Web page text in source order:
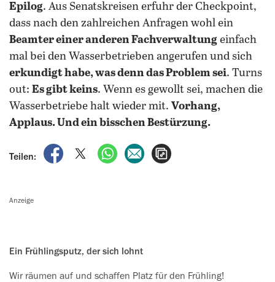
Epilog. Aus Senatskreisen erfuhr der Checkpoint,
dass nach den zahlreichen Anfragen wohl ein
Beamter einer anderen Fachverwaltung einfach
mal bei den Wasserbetrieben angerufen und sich
erkundigt habe, was denn das Problem sei. Turns
out: Es gibt keins. Wenn es gewollt sei, machen die
Wasserbetriebe halt wieder mit. Vorhang,
Applaus. Und ein bisschen Bestürzung.
Teilen:
auf Facebook teilen
auf X teilenper WhatsApp teilen
per E-Mail teilen
Anzeige
Ein Frühlingsputz, der sich lohnt
Wir räumen auf und schaffen Platz für den Frühling!